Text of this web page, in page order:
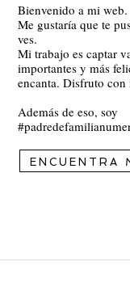
Bienvenido a mi web.
Me gustaría que te
ves.
Mi trabajo es captar
importantes y más
encanta. Disfruto
Además de eso, soy
ENCUENTRA